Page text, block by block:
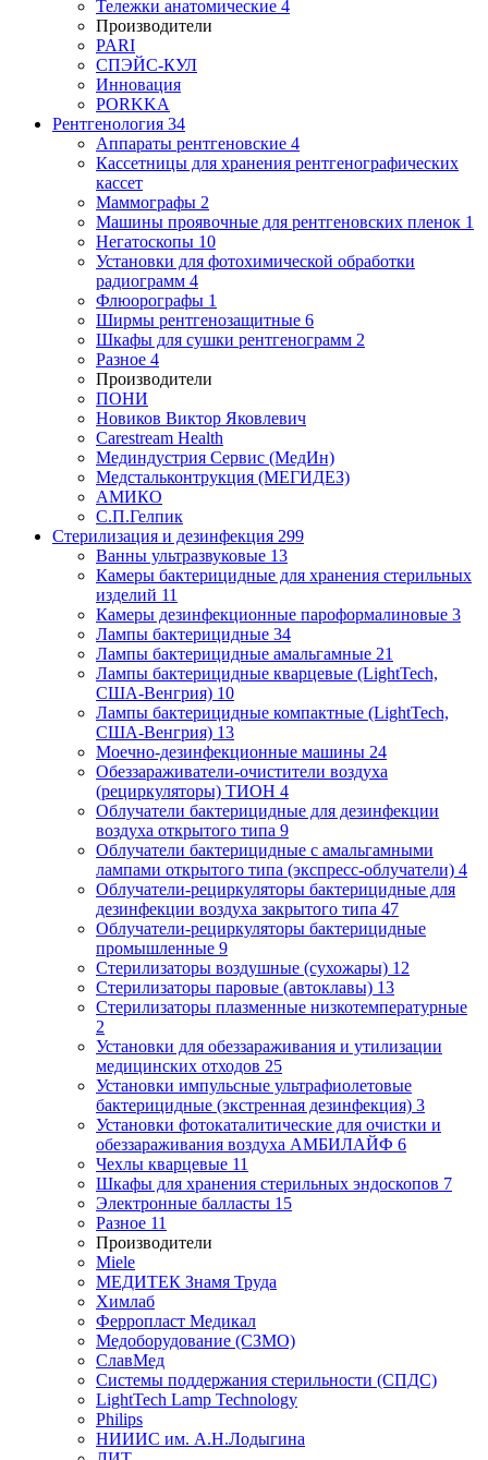
Тележки анатомические 4
Производители
PARI
СПЭЙС-КУЛ
Инновация
PORKKA
Рентгенология 34
Аппараты рентгеновские 4
Кассетницы для хранения рентгенографических
кассет
Маммографы 2
Машины проявочные для рентгеновских пленок 1
Негатоскопы 10
Установки для фотохимической обработки
радиограмм 4
Флюорографы 1
Ширмы рентгенозащитные 6
Шкафы для сушки рентгенограмм 2
Разное 4
Производители
ПОНИ
Новиков Виктор Яковлевич
Carestream Health
Мединдустрия Сервис (МедИн)
Медстальконтрукция (МЕГИДЕЗ)
АМИКО
С.П.Гелпик
Стерилизация и дезинфекция 299
Ванны ультразвуковые 13
Камеры бактерицидные для хранения стерильных
изделий 11
Камеры дезинфекционные пароформалиновые 3
Лампы бактерицидные 34
Лампы бактерицидные амальгамные 21
Лампы бактерицидные кварцевые (LightTech,
США-Венгрия) 10
Лампы бактерицидные компактные (LightTech,
США-Венгрия) 13
Моечно-дезинфекционные машины 24
Обеззараживатели-очистители воздуха
(рециркуляторы) ТИОН 4
Облучатели бактерицидные для дезинфекции
воздуха открытого типа 9
Облучатели бактерицидные с амальгамными
лампами открытого типа (экспресс-облучатели) 4
Облучатели-рециркуляторы бактерицидные для
дезинфекции воздуха закрытого типа 47
Облучатели-рециркуляторы бактерицидные
промышленные 9
Стерилизаторы воздушные (сухожары) 12
Стерилизаторы паровые (автоклавы) 13
Стерилизаторы плазменные низкотемпературные
2
Установки для обеззараживания и утилизации
медицинских отходов 25
Установки импульсные ультрафиолетовые
бактерицидные (экстренная дезинфекция) 3
Установки фотокаталитические для очистки и
обеззараживания воздуха АМБИЛАЙФ 6
Чехлы кварцевые 11
Шкафы для хранения стерильных эндоскопов 7
Электронные балласты 15
Разное 11
Производители
Miele
МЕДИТЕК Знамя Труда
Химлаб
Ферропласт Медикал
Медоборудование (СЗМО)
СлавМед
Системы поддержания стерильности (СПДС)
LightTech Lamp Technology
Philips
НИИИС им. А.Н.Лодыгина